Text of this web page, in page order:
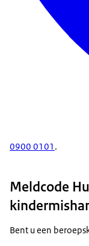
0900 0101 .
Meldcode
Bent u een